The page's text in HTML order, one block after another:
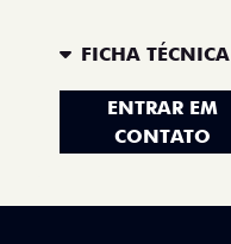
FICHA TÉCNICA
ENTRAR EM
CONTATO